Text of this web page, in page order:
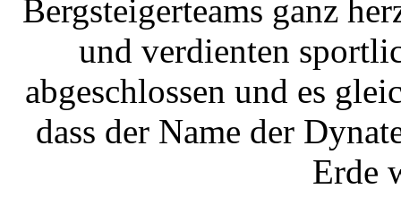
Bergsteigerteams ganz
und verdienten
abgeschlossen und es
dass der Name der
Erde